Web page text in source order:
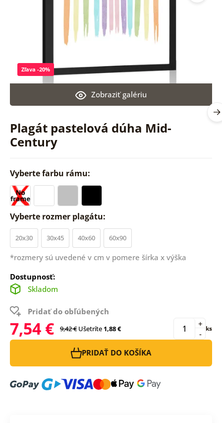
Plagát pastelová dúha Mid-
Century
Zobraziť galériu
Zľava -20%
Vyberte farbu rámu:
Vyberte rozmer plagátu:
20x30 30x45 40x60 60x90
*rozmery sú uvedené v cm v pomere šírka x výška
Dostupnosť:
Skladom
Pridať do obľúbených
7,54 € 9,42 € Ušetríte1,88 € -
+ ks
PRIDAŤ DO KOŠÍKA